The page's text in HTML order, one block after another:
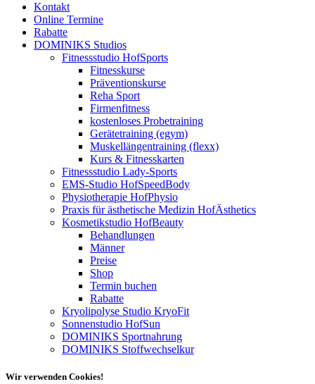
Kontakt
Online Termine
Rabatte
DOMINIKS Studios
Fitnessstudio HofSports
Fitnesskurse
Präventionskurse
Reha Sport
Firmenfitness
kostenloses Probetraining
Gerätetraining (egym)
Muskellängentraining (flexx)
Kurs & Fitnesskarten
Fitnessstudio Lady-Sports
EMS-Studio HofSpeedBody
Physiotherapie HofPhysio
Praxis für ästhetische Medizin HofÄsthetics
Kosmetikstudio HofBeauty
Behandlungen
Männer
Preise
Shop
Termin buchen
Rabatte
Kryolipolyse Studio KryoFit
Sonnenstudio HofSun
DOMINIKS Sportnahrung
DOMINIKS Stoffwechselkur
Wir verwenden Cookies!